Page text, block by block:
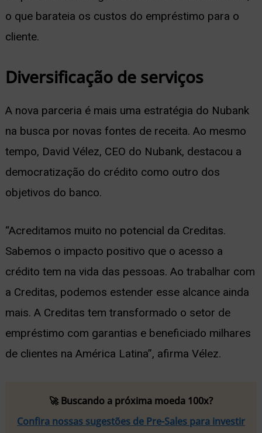
o que barateia os custos do empréstimo para o
cliente.
Diversificação de serviços
A nova parceria é mais uma estratégia do Nubank
na busca por novas fontes de receita. Ao mesmo
tempo, David Vélez, CEO do Nubank, destacou a
democratização do crédito como outro dos
objetivos do banco.
“Acreditamos muito no potencial da Creditas.
Sabemos o impacto positivo que o acesso a
crédito tem na vida das pessoas. Ao trabalhar com
a Creditas, podemos estender esse alcance ainda
mais. A Creditas tem transformado o setor de
empréstimo com garantias e beneficiado milhares
de clientes na América Latina”, afirma Vélez.
🚀 Buscando a próxima moeda 100x?
Confira nossas sugestões de Pre-Sales para investir